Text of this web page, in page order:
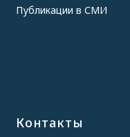
Публикации в СМИ
Контакты